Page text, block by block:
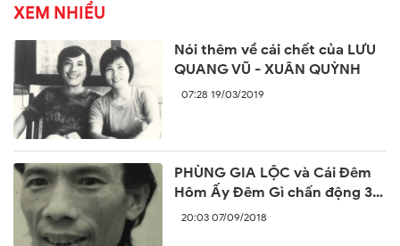
XEM NHIỀU
Nói thêm về cái chết của LƯU
QUANG VŨ - XUÂN QUỲNH
07:28 19/03/2019
PHÙNG GIA LỘC và Cái Đêm
Hôm Ấy Đêm Gì chấn động 30
năm trước
20:03 07/09/2018